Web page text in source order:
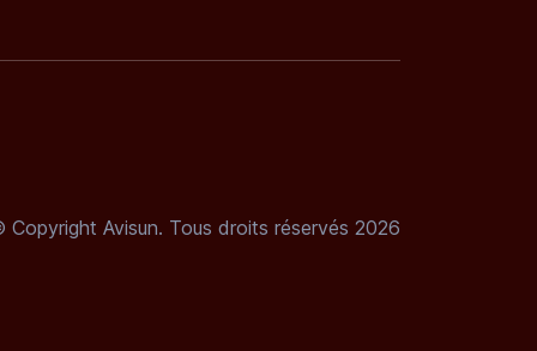
Copyright Avisun. Tous droits réservés 2026